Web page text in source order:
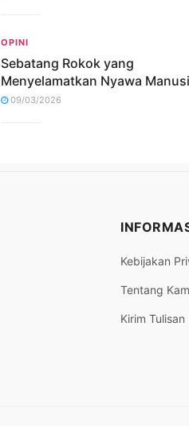
OPINI
Sebatang Rokok yang
Menyelamatkan Nyawa
09/03/2026
Kebijakan
Tentang
Kirim Tulisan